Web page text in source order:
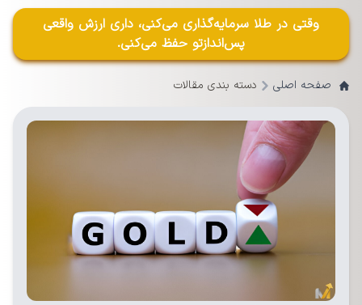
وقتی در طلا سرمایه‌گذاری می‌کنی، داری ارزش واقعی
پس‌اندازتو حفظ می‌کنی.
صفحه اصلی دسته بندی مقالات